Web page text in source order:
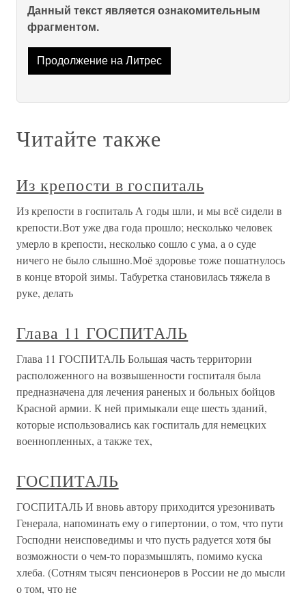
Данный текст является ознакомительным
фрагментом.
Продолжение на Литрес
Читайте также
Из крепости в госпиталь
Из крепости в госпиталь А годы шли, и мы всё сидели в
крепости.Вот уже два года прошло; несколько человек
умерло в крепости, несколько сошло с ума, а о суде
ничего не было слышно.Моё здоровье тоже пошатнулось
в конце второй зимы. Табуретка становилась тяжела в
руке, делать
Глава 11 ГОСПИТАЛЬ
Глава 11 ГОСПИТАЛЬ Большая часть территории
расположенного на возвышенности госпиталя была
предназначена для лечения раненых и больных бойцов
Красной армии. К ней примыкали еще шесть зданий,
которые использовались как госпиталь для немецких
военнопленных, а также тех,
ГОСПИТАЛЬ
ГОСПИТАЛЬ И вновь автору приходится урезонивать
Генерала, напоминать ему о гипертонии, о том, что пути
Господни неисповедимы и что пусть радуется хотя бы
возможности о чем-то поразмышлять, помимо куска
хлеба. (Сотням тысяч пенсионеров в России не до мысли
о том, что не